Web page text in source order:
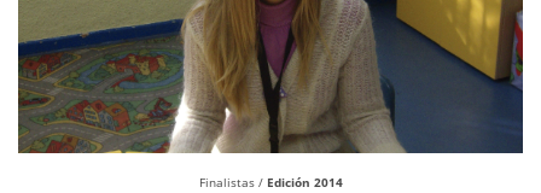
Finalistas / Edición 2014